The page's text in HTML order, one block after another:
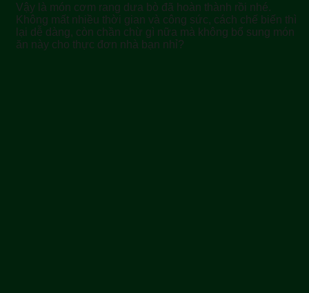
Vậy là món cơm rang dưa bò đã hoàn thành rồi nhé.
Không mất nhiều thời gian và công sức, cách chế biến thì
lại dễ dàng, còn chần chừ gì nữa mà không bổ sung món
ăn này cho thực đơn nhà bạn nhỉ?